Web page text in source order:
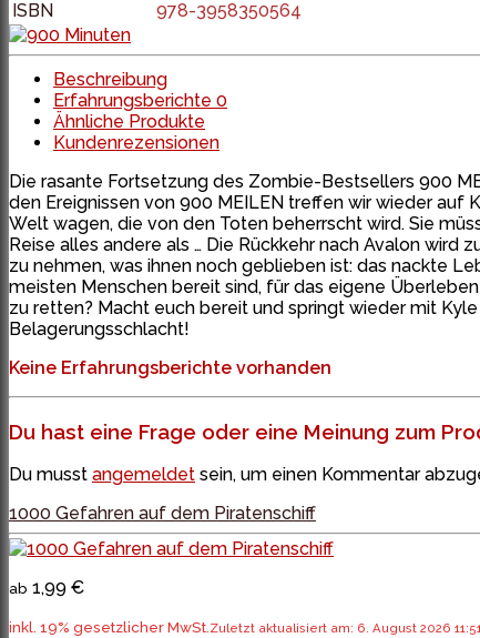
ISBN
978-3958350564
Beschreibung
Erfahrungsberichte 0
Ähnliche Produkte
Kundenrezensionen
Die rasante Fortsetzung des Zombie-Bestsellers 900
den Ereignissen von 900 MEILEN treffen wir wieder auf
Welt wagen, die von den Toten beherrscht wird. Sie
Reise alles andere als … Die Rückkehr nach Avalon
zu nehmen, was ihnen noch geblieben ist: das nackte
meisten Menschen bereit sind, für das eigene
zu retten? Macht euch bereit und springt wieder mit
Belagerungsschlacht!
Keine Erfahrungsberichte vorhanden
Du hast eine Frage oder eine Meinung zum
Du musst angemeldet sein, um einen Kommentar
1000 Gefahren auf dem Piratenschiff
ab 1,99 €
inkl. 19% gesetzlicher MwSt.Zuletzt aktualisiert am: 6. August 2026